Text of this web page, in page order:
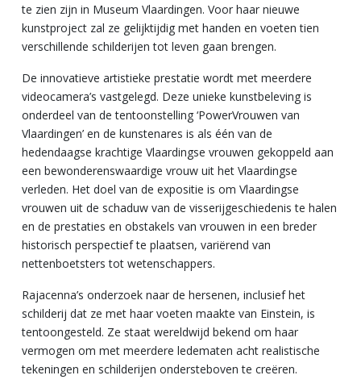
te zien zijn in Museum Vlaardingen. Voor haar nieuwe
kunstproject zal ze gelijktijdig met handen en voeten tien
verschillende schilderijen tot leven gaan brengen.
De innovatieve artistieke prestatie wordt met meerdere
videocamera’s vastgelegd. Deze unieke kunstbeleving is
onderdeel van de tentoonstelling ‘PowerVrouwen van
Vlaardingen’ en de kunstenares is als één van de
hedendaagse krachtige Vlaardingse vrouwen gekoppeld aan
een bewonderenswaardige vrouw uit het Vlaardingse
verleden. Het doel van de expositie is om Vlaardingse
vrouwen uit de schaduw van de visserijgeschiedenis te halen
en de prestaties en obstakels van vrouwen in een breder
historisch perspectief te plaatsen, variërend van
nettenboetsters tot wetenschappers.
Rajacenna’s onderzoek naar de hersenen, inclusief het
schilderij dat ze met haar voeten maakte van Einstein, is
tentoongesteld. Ze staat wereldwijd bekend om haar
vermogen om met meerdere ledematen acht realistische
tekeningen en schilderijen ondersteboven te creëren.